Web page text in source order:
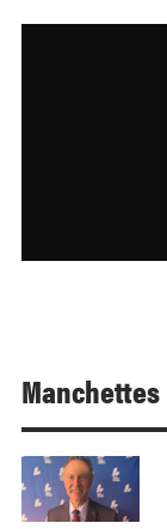
Manchettes